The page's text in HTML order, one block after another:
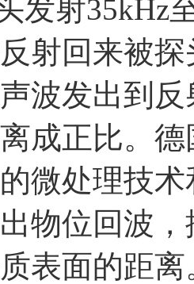
射35kHz至
射回来被
波发出到
成正比。
微处理技
物位回波
表面的距